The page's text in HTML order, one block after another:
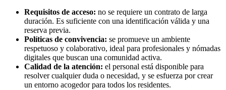
Requisitos de acceso: no se requiere un contrato de larga
duración. Es suficiente con una identificación válida y una
reserva previa.
Políticas de convivencia: se promueve un ambiente
respetuoso y colaborativo, ideal para profesionales y nómadas
digitales que buscan una comunidad activa.
Calidad de la atención: el personal está disponible para
resolver cualquier duda o necesidad, y se esfuerza por crear
un entorno acogedor para todos los residentes.